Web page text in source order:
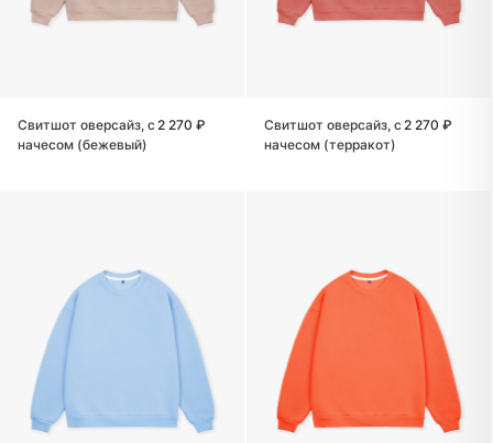
Свитшот оверсайз, с
начесом (бежевый)
2 270 ₽
Свитшот оверсайз, с
начесом (терракот)
2 270 ₽